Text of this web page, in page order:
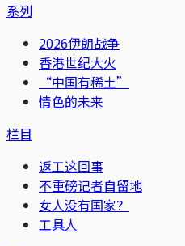
系列
2026伊朗战争
香港世纪大火
“中国有稀土”
情色的未来
栏目
返工这回事
不重磅记者自留地
女人没有国家？
工具人